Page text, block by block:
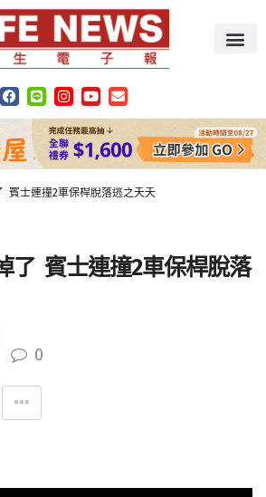
賓士連撞2車保桿脫落逃之夭夭
了 賓士連撞2車保桿脫落
0